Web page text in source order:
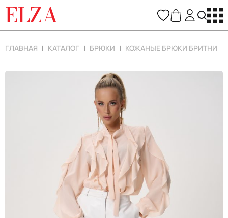
ELZA
ГЛАВНАЯ КАТАЛОГ БРЮКИ КОЖАНЫЕ БРЮКИ БРИТНИ